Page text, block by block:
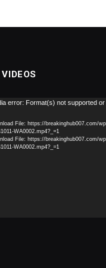
VIDEOS
error: Format(s) not supported
File: https://breakinghub007.com/
WA0002.mp4?_=1
File: https://breakinghub007.com/
WA0002.mp4?_=1